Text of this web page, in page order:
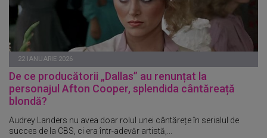
22 IANUARIE 2026
De ce producătorii „Dallas” au renunțat la
personajul Afton Cooper, splendida cântăreață
blondă?
Audrey Landers nu avea doar rolul unei cântărețe în serialul de
succes de la CBS, ci era într-adevăr artistă,...